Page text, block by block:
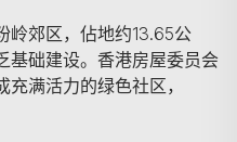
岭郊区，佔地约13.65公
基础建设。香港房屋委员会
满活力的绿色社区，